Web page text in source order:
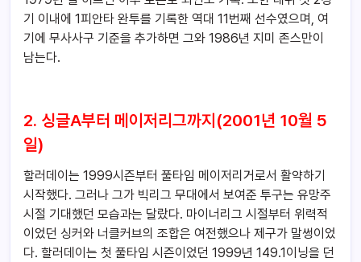
기 이내에 1피안타 완투를 기록한 역대 11번째 선수였으며, 여
기에 무사사구 기준을 추가하면 그와 1986년 지미 존스만이
남는다.
2. 싱글A부터 메이저리그까지(2001년 10월 5
일)
할러데이는 1999시즌부터 풀타임 메이저리거로서 활약하기
시작했다. 그러나 그가 빅리그 무대에서 보여준 투구는 유망주
시절 기대했던 모습과는 달랐다. 마이너리그 시절부터 위력적
이었던 싱커와 너클커브의 조합은 여전했으나 제구가 말썽이었
다. 할러데이는 첫 풀타임 시즌이었던 1999년 149.1이닝을 던